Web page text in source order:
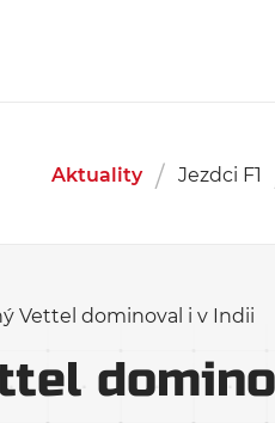
Aktuality Jezdci F1
Vettel dominoval i v Indii